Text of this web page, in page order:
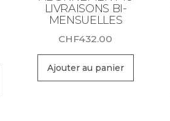
LIVRAISONS BI-
MENSUELLES
CHF432.00
Ajouter au panier